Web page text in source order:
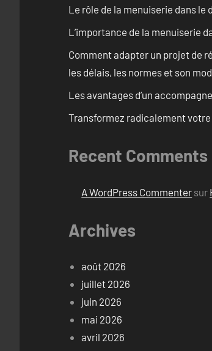
Le rôle de la menuiserie dans le
L’importance de la menuiserie
Comment adapter un projet de
les délais, les normes et son
Les avantages d’un
Transformez radicalement
Recent Comments
A WordPress Commenter sur
Archives
août 2026
juillet 2026
juin 2026
mai 2026
avril 2026